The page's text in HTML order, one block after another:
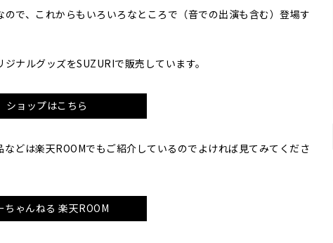
で、これからもいろいろなところで（音での出演も含む）登場す
ナルグッズをSUZURIで販売しています。
ショップはこちら
どは楽天ROOMでもご紹介しているのでよければ見てみてくださ
ちゃんねる 楽天ROOM